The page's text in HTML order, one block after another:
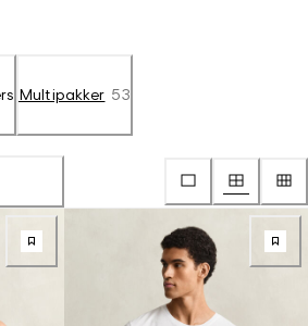
Multipakker 53